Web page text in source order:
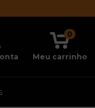
Meu carrinho
0